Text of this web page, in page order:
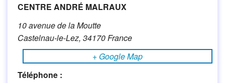
CENTRE ANDRÉ MALRAUX
10 avenue de la Moutte
Castelnau-le-Lez, 34170France
+ Google Map
Téléphone :